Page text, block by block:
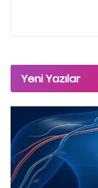
Yeni Yazılar